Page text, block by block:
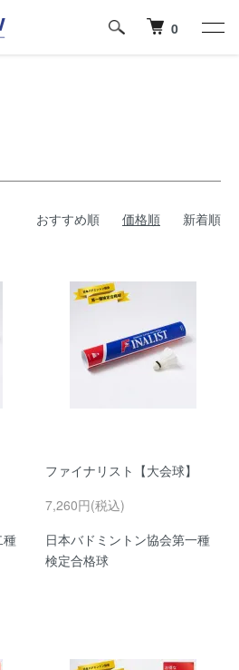
0
おすすめ順 価格順 新着順
種
ファイナリスト【大会球】
7,260円(税込)
日本バドミントン協会第一種
検定合格球